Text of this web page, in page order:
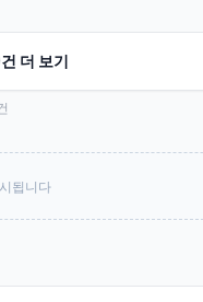
더 보기
됩니다